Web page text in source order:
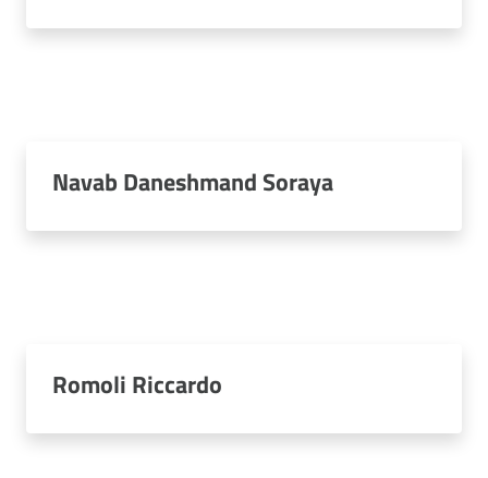
Navab Daneshmand Soraya
Romoli Riccardo